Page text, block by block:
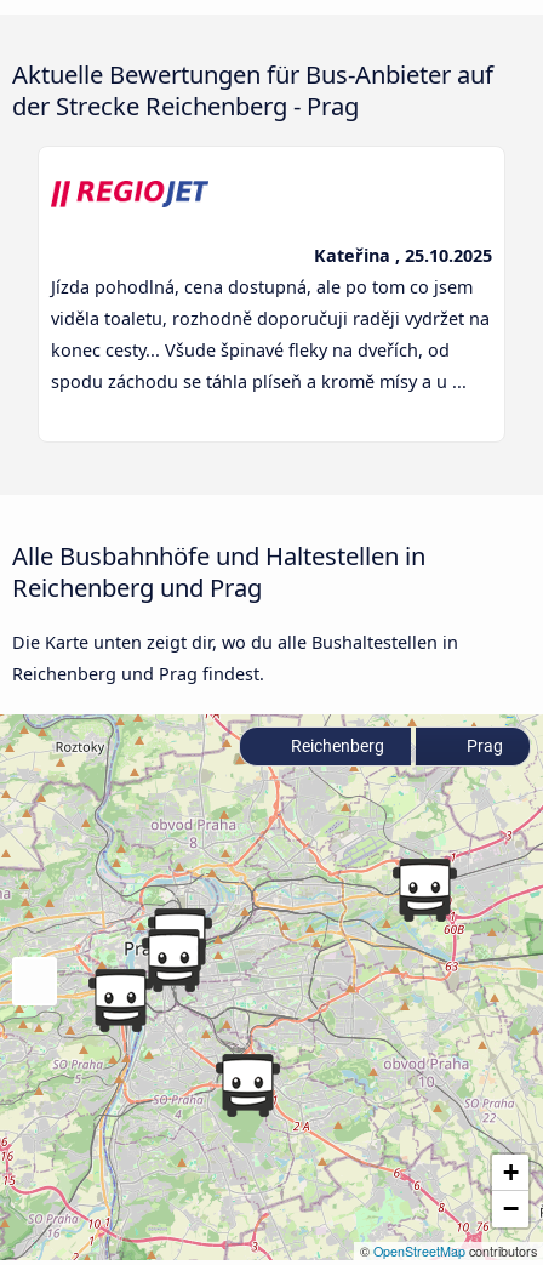
Aktuelle Bewertungen für Bus-Anbieter auf
der Strecke Reichenberg - Prag
Kateřina , 25.10.2025
Jízda pohodlná, cena dostupná, ale po tom co jsem
viděla toaletu, rozhodně doporučuji raději vydržet na
konec cesty... Všude špinavé fleky na dveřích, od
spodu záchodu se táhla plíseň a kromě mísy a u ...
Alle Busbahnhöfe und Haltestellen in
Reichenberg und Prag
Die Karte unten zeigt dir, wo du alle Bushaltestellen in
Reichenberg und Prag findest.
+
−
© OpenStreetMapcontributors
Reichenberg Prag